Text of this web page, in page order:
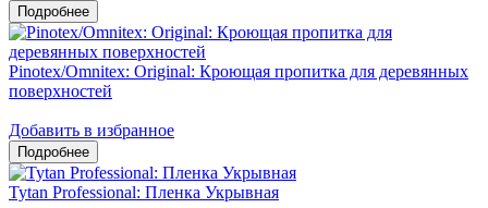
Pinotex/Omnitex: Original: Кроющая пропитка для деревянных
поверхностей
Добавить в избранное
Tytan Professional: Пленка Укрывная